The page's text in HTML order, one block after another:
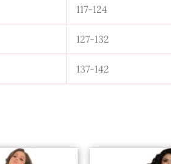
117-124
127-132
137-142
Le